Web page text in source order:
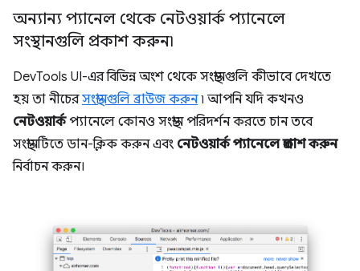
অন্যান্য প্যানেল থেকে নেটওয়ার্ক প্যানেলে
সংস্থানগুলি প্রকাশ করুন৷
DevTools UI-এর বিভিন্ন অংশ থেকে সংস্থানগুলি কীভাবে দেখতে
হয় তা নীচেরসংস্থানগুলি ব্রাউজ করুন৷ আপনি যদি কখনও
নেটওয়ার্কপ্যানেলে কোনও সংস্থান পরিদর্শন করতে চান তবে
সংস্থানটিতে ডান-ক্লিক করুন এবং নেটওয়ার্ক প্যানেলে প্রকাশ করুন
নির্বাচন করুন।